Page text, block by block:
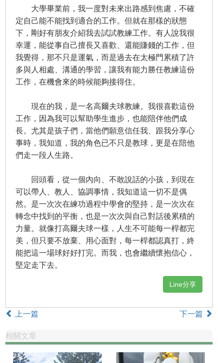
大學畢業前，我一度對未來出路感到焦慮，不確
定自己能不能找到適合的工作。但就在那樣的狀態
下，剛好有朋友介紹我去試試教練工作。有人說我很
幸運，能從事自己擅長又喜歡、還能賺錢的工作，但
我覺得，那不只是運氣，而是過去在太極門累積了許
多與人相處、溝通的學習，讓我有能力勝任教練這份
工作，在機會來的時候能夠接得住。
現在的我，是一名高爾夫球教練。我很喜歡這份
工作，因為我可以幫助學生進步，也能陪伴他們成
長。尤其是孩子們，當他們願意信任我、跟我分享心
事時，我知道，我的角色已不只是教球，更是在陪他
們走一段人生路。
回頭看，從一個內向、不敢說話的小孩，到現在
可以帶人、教人、協調事情，我知道這一切不是偶
然。是一次次在練功過程中學會的堅持，是一次次在
轉念中找到的平衡，也是一次次與自己對話後累積的
力量。就像打高爾夫球一樣，人生不可能每一桿都完
美，但只要不放棄、用心面對，每一桿都認真打，終
能把這一場球好好打完。而我，也會繼續懷抱信心，
堅定走下去。
Line分享
上一篇 下一篇
相關文章